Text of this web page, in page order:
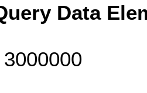
Data
3000000